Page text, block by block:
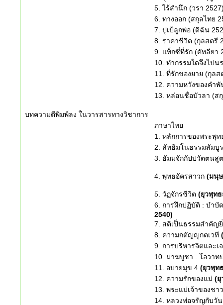
5. ไร้สำนึก (วรา
6. ทางออก (สกุลไทย
7. ปูเป้ลูกพ่อ (ดิฉัน
8. ราคาชีวิต (กุลสตรี
9. แท็กซี่ที่รัก (คัทลียา
10. ทำกรรมใดจึงไปน
11. ที่รักของยาย (กุลส
12. ความหวังของคำ
13. หล่อนชื่อบัวลา (ส
บทความตีพิมพ์ลง ในวารสารทางวิชาการ
ภาษาไทย
1. หลักการของพระพุ
2. ลัทธิมโนธรรมสัม
3. ธัมมจักกัปปวัตตนสู
4. พุทธอัครสาวก (มนุ
5. วัฏจักรชีวิต (ยุวพุท
6. การฝึกปฏิบัติ : บำ
2540)
7. สติเป็นธรรมสำคัญ
8. ความกตัญญูกตเวที
9. การบริหารจิตและ
10. มาฆบูชา : โอวา
11. อบายมุข 4 (ยุวพุท
12. ความรักของแม่ (ยุ
13. พระแม่เจ้าของชา
14. หลวงพ่อจรัญกับวั